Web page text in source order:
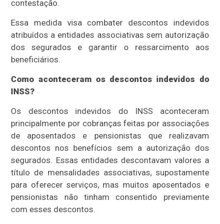
contestação.
Essa medida visa combater descontos indevidos
atribuídos a entidades associativas sem autorização
dos segurados e garantir o ressarcimento aos
beneficiários.
Como aconteceram os descontos indevidos do
INSS?
Os descontos indevidos do INSS aconteceram
principalmente por cobranças feitas por associações
de aposentados e pensionistas que realizavam
descontos nos benefícios sem a autorização dos
segurados. Essas entidades descontavam valores a
título de mensalidades associativas, supostamente
para oferecer serviços, mas muitos aposentados e
pensionistas não tinham consentido previamente
com esses descontos.